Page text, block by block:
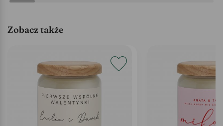
Zobacz także